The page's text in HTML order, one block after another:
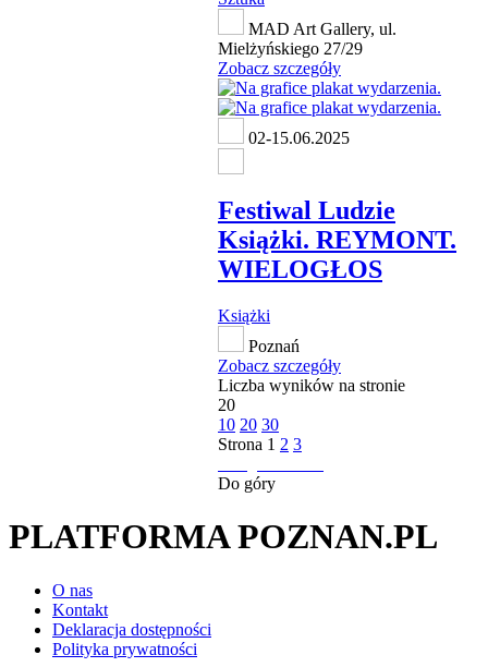
MAD Art Gallery, ul.
Mielżyńskiego 27/29
Zobacz szczegóły
02-15.06.2025
Festiwal Ludzie
Książki. REYMONT.
WIELOGŁOS
Książki
Poznań
Zobacz szczegóły
Liczba wyników na stronie
20
10 20 30
Strona 1 2 3
Do góry
PLATFORMA POZNAN.PL
O nas
Kontakt
Deklaracja dostępności
Polityka prywatności